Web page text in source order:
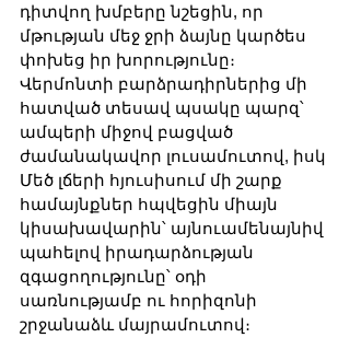
դիտվող խմբերը նշեցին, որ
մթության մեջ ջրի ձայնը կարծես
փոխեց իր խորությունը։
Վերմոնտի բարձրադիրներից մի
հատված տեսավ պսակը պարզ՝
ամպերի միջով բացված
ժամանակավոր լուսամուտով, իսկ
Մեծ լճերի հյուսիսում մի շարք
համայնքներ հպվեցին միայն
կիսախավարին՝ այնուամենայնիվ
պահելով իրադարձության
զգացողությունը՝ օդի
սառնությամբ ու հորիզոնի
շրջանաձև մայրամուտով։